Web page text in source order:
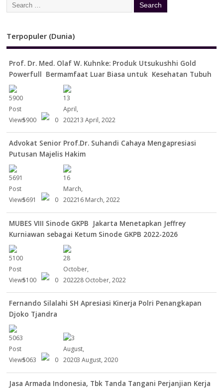
Terpopuler (Dunia)
Prof. Dr. Med. Olaf W. Kuhnke: Produk Utsukushhi Gold
Powerfull Bermamfaat Luar Biasa untuk Kesehatan Tubuh
5900 0 13 April, 2022
Advokat Senior Prof.Dr. Suhandi Cahaya Mengapresiasi
Putusan Majelis Hakim
5691 0 16 March, 2022
MUBES VIII Sinode GKPB Jakarta Menetapkan Jeffrey
Kurniawan sebagai Ketum Sinode GKPB 2022-2026
5100 0 28 October, 2022
Fernando Silalahi SH Apresiasi Kinerja Polri Penangkapan
Djoko Tjandra
5063 0 3 August, 2020
Jasa Armada Indonesia, Tbk Tanda Tangani Perjanjian Kerja